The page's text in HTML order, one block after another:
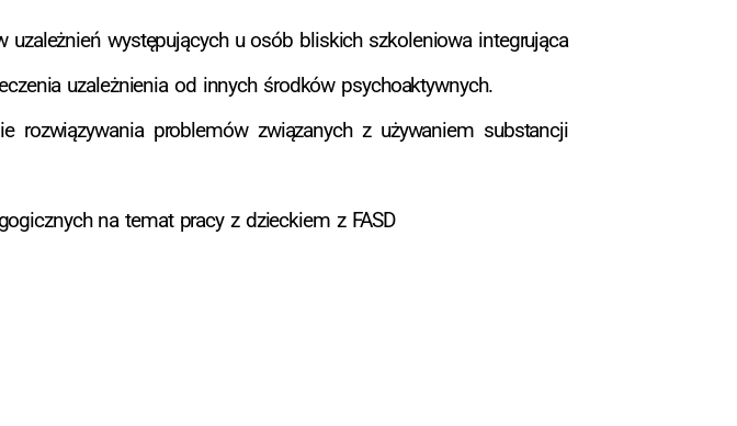
występujących u osób bliskich szkoleniowa integrująca
uzależnienia od innych środków psychoaktywnych.
rozwiązywania problemów związanych z używaniem substancji
na temat pracy z dzieckiem z FASD